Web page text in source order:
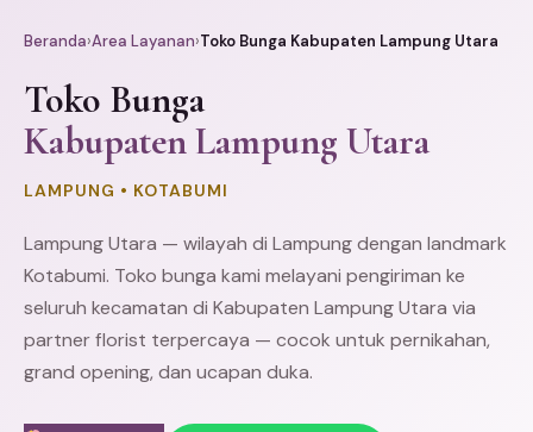
Beranda›Area Layanan›Toko Bunga Kabupaten Lampung Utara
Toko Bunga
Kabupaten Lampung Utara
LAMPUNG • KOTABUMI
Lampung Utara — wilayah di Lampung dengan landmark
Kotabumi. Toko bunga kami melayani pengiriman ke
seluruh kecamatan di Kabupaten Lampung Utara via
partner florist terpercaya — cocok untuk pernikahan,
grand opening, dan ucapan duka.